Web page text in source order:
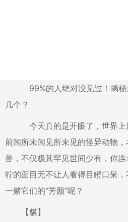
99%的人绝对没见过！揭秘
几个？
今天真的是开眼了，世界上
前闻所未闻见所未见的怪异动物
兽，不仅极其罕见世间少有，你
狞的面目无不让人看得目瞪口呆
一赌它们的“芳颜”呢？
【貘】